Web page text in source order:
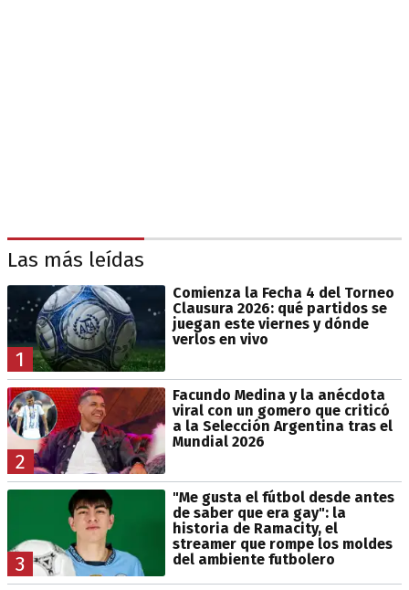
Las más leídas
1
Comienza la Fecha 4 del Torneo
Clausura 2026: qué partidos se
juegan este viernes y dónde
verlos en vivo
2
Facundo Medina y la anécdota
viral con un gomero que criticó
a la Selección Argentina tras el
Mundial 2026
3
"Me gusta el fútbol desde antes
de saber que era gay": la
historia de Ramacity, el
streamer que rompe los moldes
del ambiente futbolero